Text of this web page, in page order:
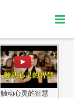
触动心灵的智慧